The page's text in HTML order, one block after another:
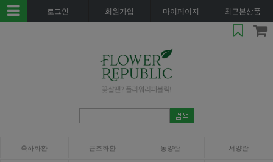
로그인 회원가입 마이페이지 최근본상품
축하화환 근조화환 동양란 서양란